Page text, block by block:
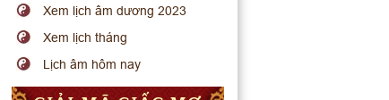
Xem lịch âm dương 2023
Xem lịch tháng
Lịch âm hôm nay